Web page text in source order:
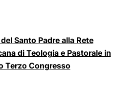
Santo Padre alla Rete
di Teologia e Pastorale in
Terzo Congresso